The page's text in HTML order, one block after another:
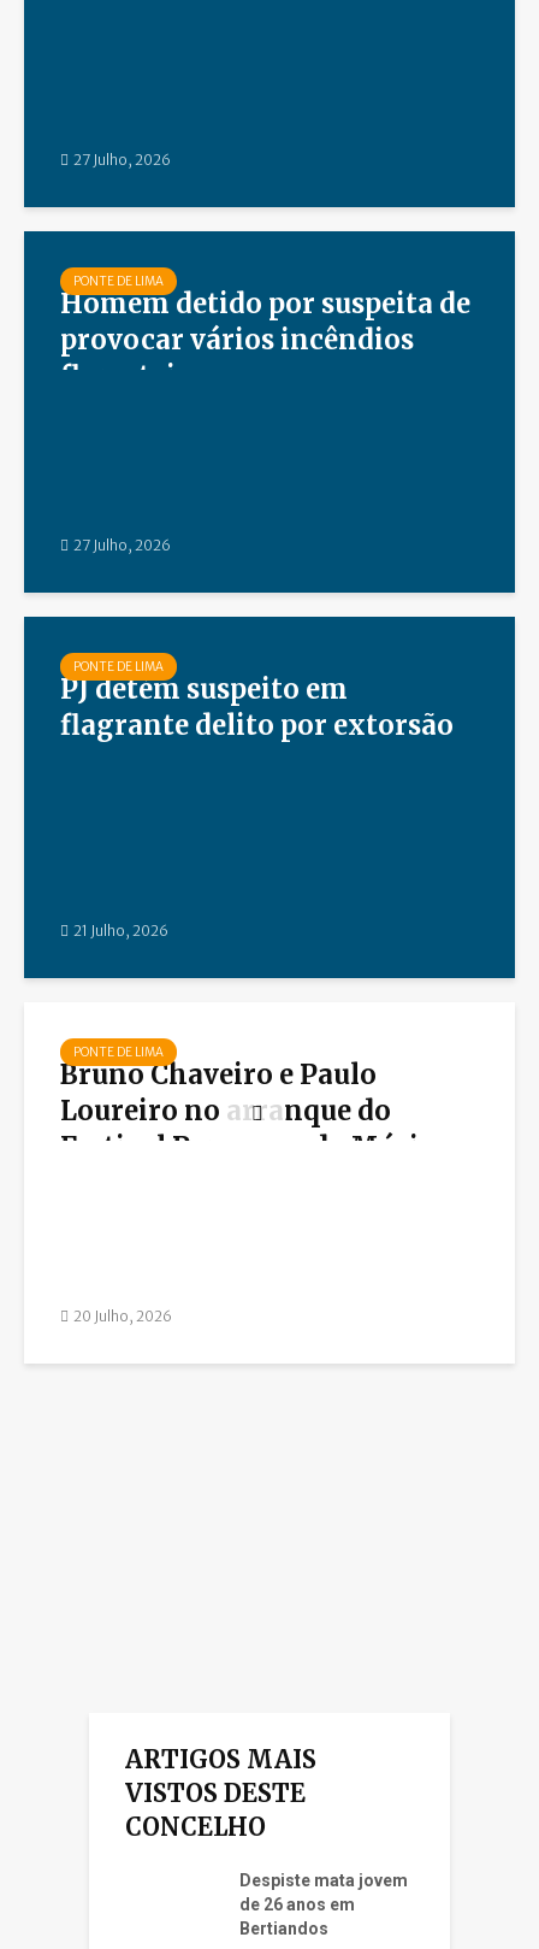
27 Julho, 2026
PONTE DE LIMA
Homem detido por suspeita de
provocar vários incêndios
florestais
27 Julho, 2026
PONTE DE LIMA
PJ detém suspeito em
flagrante delito por extorsão
21 Julho, 2026
PONTE DE LIMA
Bruno Chaveiro e Paulo
Loureiro no arranque do
Festival Percursos da Música
20 Julho, 2026
ARTIGOS MAIS
VISTOS DESTE
CONCELHO
Despiste mata jovem
de 26 anos em
Bertiandos